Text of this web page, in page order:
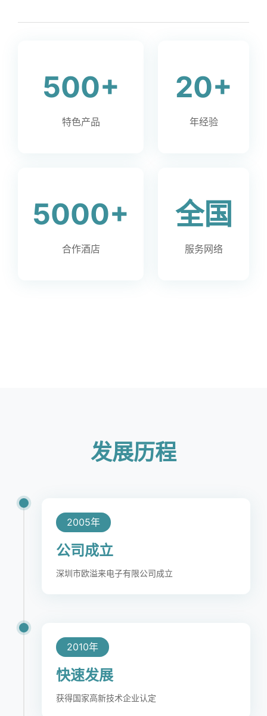
500+
特色产品
20+
年经验
5000+
合作酒店
全国
服务网络
发展历程
2005年
公司成立
深圳市欧溢来电子有限公司成立
2010年
快速发展
获得国家高新技术企业认定